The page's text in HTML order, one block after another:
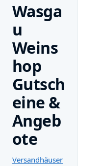
Wasga
u
Weins
hop
Gutsch
eine &
Angeb
ote
Versandhäuser